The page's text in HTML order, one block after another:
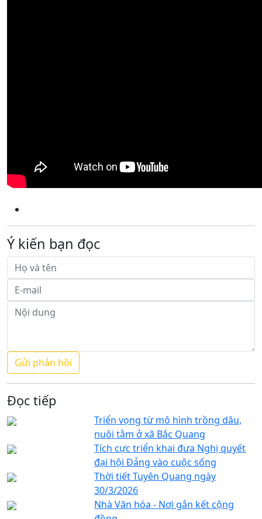
Ý kiến bạn đọc
Đọc tiếp
Triển vọng từ mô hình trồng dâu,
nuôi tằm ở xã Bắc Quang
Tích cực triển khai đưa Nghị quyết
đại hội Đảng vào cuộc sống
Thời tiết Tuyên Quang ngày
30/3/2026
Nhà Văn hóa - Nơi gắn kết cộng